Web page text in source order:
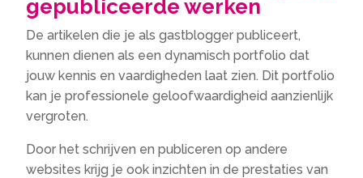
gepubliceerde werken
De artikelen die je als gastblogger publiceert,
kunnen dienen als een dynamisch portfolio dat
jouw kennis en vaardigheden laat zien. Dit portfolio
kan je professionele geloofwaardigheid aanzienlijk
vergroten.
Door het schrijven en publiceren op andere
websites krijg je ook inzichten in de prestaties van